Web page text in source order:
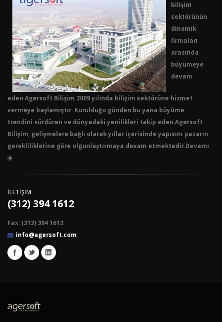
bilişim
sektörünün
dinamik
firmaları
arasında
büyümeye
devam
eden Agersoft Bilişim 2009 yılında bilişim sektörüne hizmet
vermeye başlamıştır. Kurulduğu günden bu yana büyüme
trendini sürdüren ve dünyadaki yenilikleri takip eden Agersoft
Bilişim, gelişmelere bağlı olarak yıllar içerisinde yapısını pazarın
gerekliliklerine göre olgunlaştırmaya devam etmektedir.Devamı
İLETİŞİM
(312) 394 1612
Fax: (312) 394 1612
info@agersoft.com